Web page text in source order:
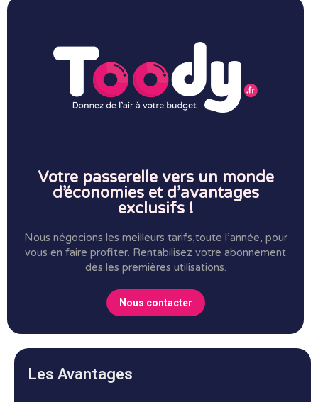
Votre passerelle vers un monde
d’économies et d’avantages
exclusifs !
Nous négocions les meilleurs tarifs,toute l’année, pour
vous en faire profiter. Rentabilisez votre abonnement
dès les premières utilisations.
Nous contacter
Les Avantages